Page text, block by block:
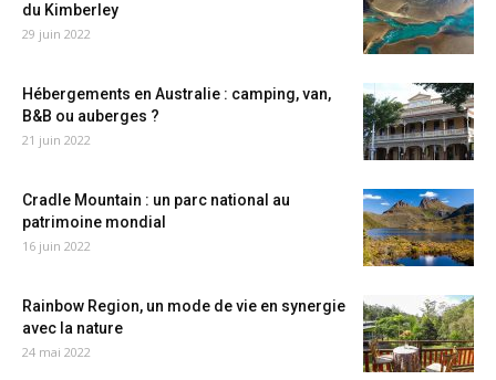
du Kimberley
29 juin 2022
Hébergements en Australie : camping, van,
B&B ou auberges ?
21 juin 2022
Cradle Mountain : un parc national au
patrimoine mondial
16 juin 2022
Rainbow Region, un mode de vie en synergie
avec la nature
24 mai 2022